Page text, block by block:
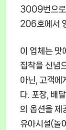
3009번으로
206호에서
이 업체는 맛
집착을 신념
아닌, 고객에
다. 포장, 배
의 옵션을 제
유아시설(놀